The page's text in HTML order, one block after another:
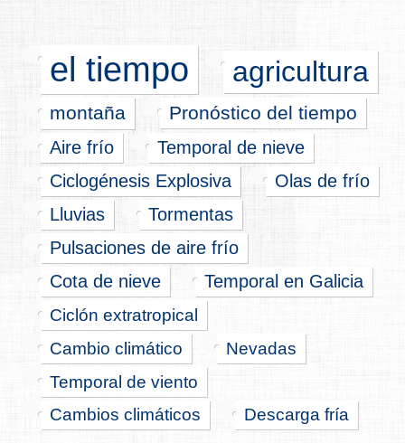
el tiempo agricultura
montaña Pronóstico del tiempo
Aire frío
Temporal de nieve
Ciclogénesis Explosiva
Olas de frío
Lluvias
Tormentas
Pulsaciones de aire frío
Cota de nieve
Temporal en Galicia
Ciclón extratropical
Cambio climático
Nevadas
Temporal de viento
Cambios climáticos Descarga fría